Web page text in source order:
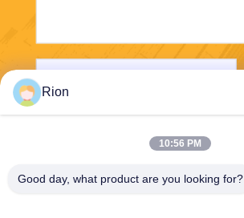
Rion
10:56 PM
Good day, what product are you looking for?